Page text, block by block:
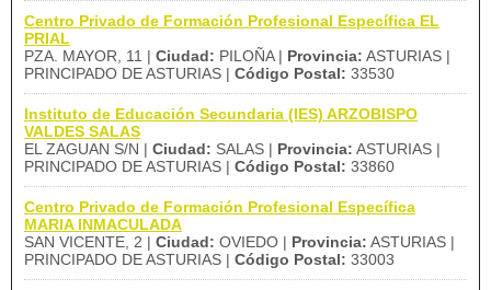
Centro Privado de Formación Profesional Específica EL
PRIAL
PZA. MAYOR, 11 | Ciudad: PILOÑA | Provincia: ASTURIAS |
PRINCIPADO DE ASTURIAS | Código Postal: 33530
Instituto de Educación Secundaria (IES) ARZOBISPO
VALDES SALAS
EL ZAGUAN S/N | Ciudad: SALAS | Provincia: ASTURIAS |
PRINCIPADO DE ASTURIAS | Código Postal: 33860
Centro Privado de Formación Profesional Específica
MARIA INMACULADA
SAN VICENTE, 2 | Ciudad: OVIEDO | Provincia: ASTURIAS |
PRINCIPADO DE ASTURIAS | Código Postal: 33003